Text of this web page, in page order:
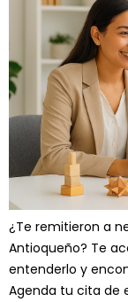
¿Te remitieron a
Antioqueño? Te
entenderlo y
Agenda tu cita de